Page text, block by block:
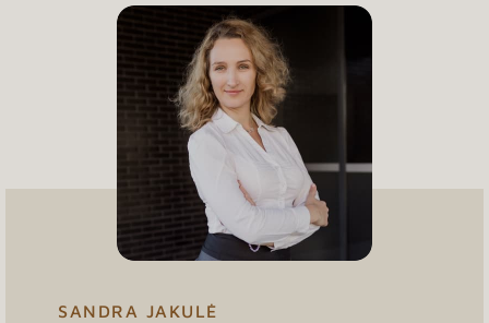
SANDRA JAKULĖ